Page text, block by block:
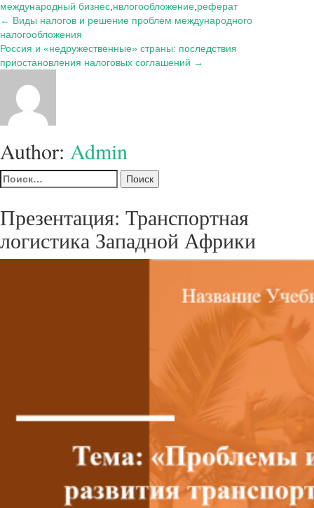
международный бизнес нвлогообложение реферат
Навигация
по
записям
← Виды налогов и решение проблем международного
налогообложения
Россия и «недружественные» страны: последствия
приостановления налоговых соглашений →
Author: Admin
Найти:
Презентация: Транспортная
логистика Западной Африки